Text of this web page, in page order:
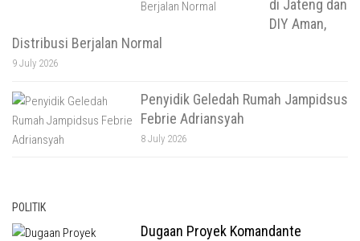
di Jateng dan
DIY Aman,
Distribusi Berjalan Normal
9 July 2026
Penyidik Geledah Rumah Jampidsus
Febrie Adriansyah
8 July 2026
POLITIK
Dugaan Proyek Komandante